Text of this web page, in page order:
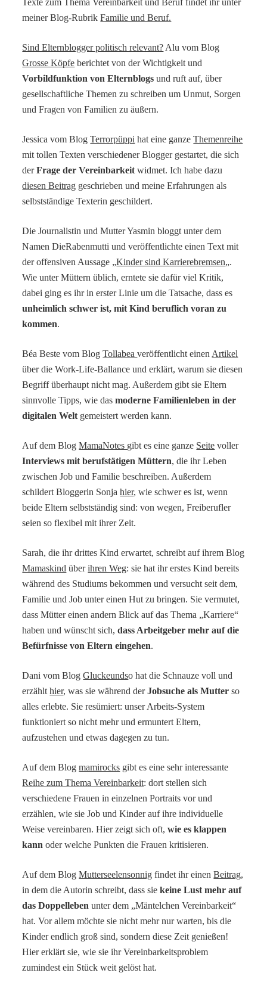
Texte zum Thema Vereinbarkeit und Beruf findet ihr unter
meiner Blog-RubrikFamilie und Beruf.
Sind Elternblogger politisch relevant? Alu vom Blog
Grosse Köpfe berichtet von der Wichtigkeit und
Vorbildfunktion von Elternblogs und ruft auf, über
gesellschaftliche Themen zu schreiben um Unmut, Sorgen
und Fragen von Familien zu äußern.
Jessica vom BlogTerrorpüppi hat eine ganzeThemenreihe
mit tollen Texten verschiedener Blogger gestartet, die sich
derFrage der Vereinbarkeit widmet. Ich habe dazu
diesen Beitrag geschrieben und meine Erfahrungen als
selbstständige Texterin geschildert.
Die Journalistin und Mutter Yasmin bloggt unter dem
Namen DieRabenmutti und veröffentlichte einen Text mit
der offensiven Aussage „Kinder sind Karrierebremsen„.
Wie unter Müttern üblich, erntete sie dafür viel Kritik,
dabei ging es ihr in erster Linie um die Tatsache, dass es
unheimlich schwer ist, mit Kind beruflich voran zu
kommen.
Béa Beste vom BlogTollabeaveröffentlicht einen Artikel
über die Work-Life-Ballance und erklärt, warum sie diesen
Begriff überhaupt nicht mag. Außerdem gibt sie Eltern
sinnvolle Tipps, wie dasmoderne Familienleben in der
digitalen Welt gemeistert werden kann.
Auf dem BlogMamaNotes gibt es eine ganze Seite voller
Interviews mit berufstätigen Müttern, die ihr Leben
zwischen Job und Familie beschreiben. Außerdem
schildert Bloggerin Sonjahier, wie schwer es ist, wenn
beide Eltern selbstständig sind: von wegen, Freiberufler
seien so flexibel mit ihrer Zeit.
Sarah, die ihr drittes Kind erwartet, schreibt auf ihrem Blog
Mamaskind überihren Weg: sie hat ihr erstes Kind bereits
während des Studiums bekommen und versucht seit dem,
Familie und Job unter einen Hut zu bringen. Sie vermutet,
dass Mütter einen andern Blick auf das Thema „Karriere“
haben und wünscht sich,dass Arbeitgeber mehr auf die
Befürfnisse von Eltern eingehen.
Dani vom BlogGluckeundso hat die Schnauze voll und
erzählthier, was sie während derJobsuche als Mutter so
alles erlebte. Sie resümiert: unser Arbeits-System
funktioniert so nicht mehr und ermuntert Eltern,
aufzustehen und etwas dagegen zu tun.
Auf dem Blogmamirocks gibt es eine sehr interessante
Reihe zum Thema Vereinbarkeit: dort stellen sich
verschiedene Frauen in einzelnen Portraits vor und
erzählen, wie sie Job und Kinder auf ihre individuelle
Weise vereinbaren. Hier zeigt sich oft,wie es klappen
kann oder welche Punkten die Frauen kritisieren.
Auf dem BlogMutterseelensonnig findet ihr einenBeitrag,
in dem die Autorin schreibt, dass siekeine Lust mehr auf
das Doppelleben unter dem „Mäntelchen Vereinbarkeit“
hat. Vor allem möchte sie nicht mehr nur warten, bis die
Kinder endlich groß sind, sondern diese Zeit genießen!
Hier erklärt sie, wie sie ihr Vereinbarkeitsproblem
zumindest ein Stück weit gelöst hat.